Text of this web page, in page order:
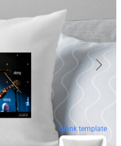
blank template